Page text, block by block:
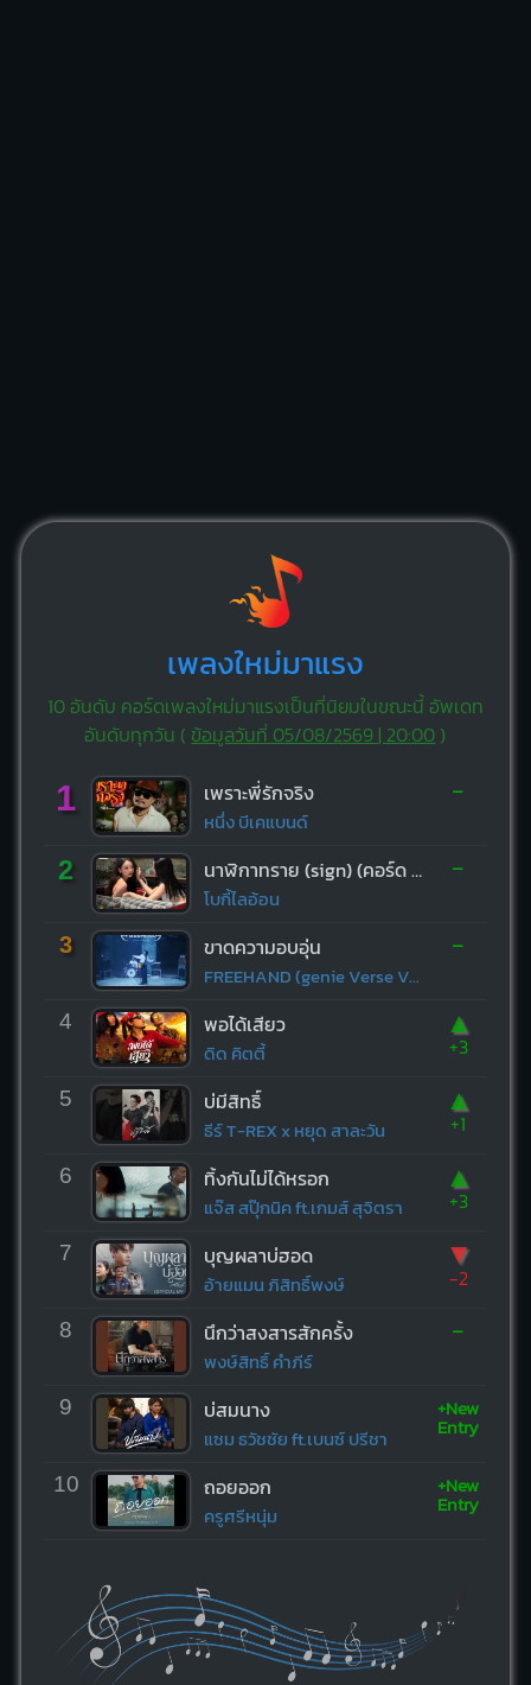
เพลงใหม่มาแรง
10 อันดับ คอร์ดเพลงใหม่มาแรงเป็นที่นิยมในขณะนี้ อัพเดท
อันดับทุกวัน ( ข้อมูลวันที่ 05/08/2569 | 20:00 )
1 เพราะพี่รักจริง
หนึ่ง บีเคแบนด์
-
2 นาฬิกาทราย (sign) (คอร์ด ง่ายๆ)
โบกี้ไลอ้อน
-
3 ขาดความอบอุ่น
FREEHAND (genie Verse Vol.1)
-
4 พอได้เสียว
ดิด คิตตี้
▲
+3
5 บ่มีสิทธิ์
ธีร์ T-REX x หยุด สาละวัน
▲
+1
6 ทิ้งกันไม่ได้หรอก
แจ๊ส สปุ๊กนิค ft.เกมส์ สุจิตรา
▲
+3
7 บุญผลาบ่ฮอด
อ้ายแมน ภิสิทธิ์พงษ์
▼
-2
8 นึกว่าสงสารสักครั้ง
พงษ์สิทธิ์ คำภีร์
-
9 บ่สมนาง
แซม ธวัชชัย ft.เบนซ์ ปรีชา
+New
Entry
10 ถอยออก
ครูศรีหนุ่ม
+New
Entry